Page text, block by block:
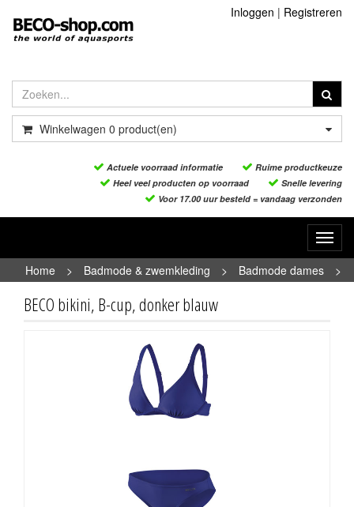
Inloggen | Registreren
Winkelwagen 0 product(en)
Actuele voorraad informatie
Ruime productkeuze
Heel veel producten op voorraad
Snelle levering
Voor 17.00 uur besteld = vandaag verzonden
Home
> Badmode & zwemkleding > Badmode dames
>
BECO bikini, B-cup, donker blauw
BECO bikini, B-cup, donker blauw